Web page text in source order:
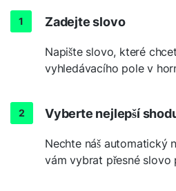
Zadejte slovo
Napište slovo, které
vyhledávacího pole v
Vyberte nejlepší
Nechte náš automatický
vám vybrat přesné slovo